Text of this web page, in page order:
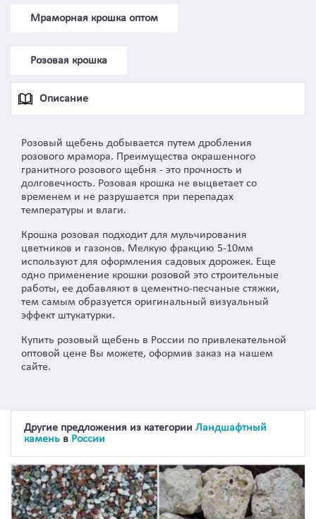
Мраморная крошка оптом
Розовая крошка
Описание
Розовый щебень добывается путем дробления
розового мрамора. Преимущества окрашенного
гранитного розового щебня - это прочность и
долговечность. Розовая крошка не выцветает со
временем и не разрушается при перепадах
температуры и влаги.
Крошка розовая подходит для мульчирования
цветников и газонов. Мелкую фракцию 5-10мм
используют для оформления садовых дорожек. Еще
одно применение крошки розовой это строительные
работы, ее добавляют в цементно-песчаные стяжки,
тем самым образуется оригинальный визуальный
эффект штукатурки.
Купить розовый щебень в России по привлекательной
оптовой цене Вы можете, оформив заказ на нашем
сайте.
Другие предложения из категории Ландшафтный
камень в России